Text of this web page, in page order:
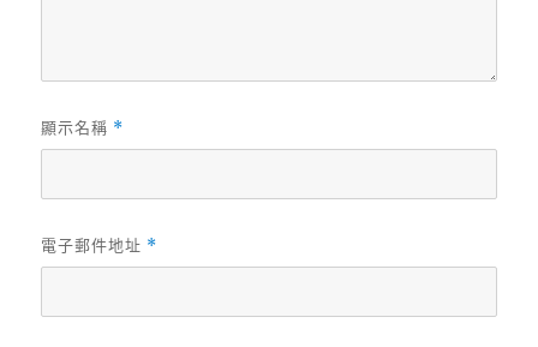
顯示名稱 *
電子郵件地址 *